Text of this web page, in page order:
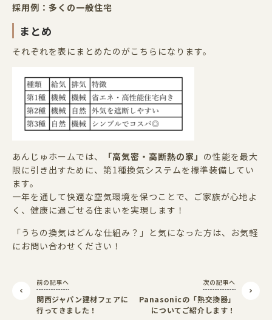
採用例：多くの一般住宅
まとめ
それぞれを表にまとめたのがこちらになります。
あんじゅホームでは、 「高気密・高断熱の家」 の性能を最大
限に引き出すために、第1種換気システムを標準装備してい
ます。
一年を通して快適な空気環境を保つことで、ご家族が心地よ
く、健康に過ごせる住まいを実現します！
「うちの換気はどんな仕組み？」と気になった方は、お気軽
にお問い合わせください！
前の記事へ
関西ジャパン建材フェアに
行ってきました！
次の記事へ
Panasonicの「熱交換器」
についてご紹介します！